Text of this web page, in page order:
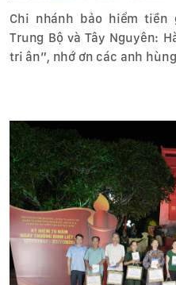
Chi nhánh bảo hiểm tiền
Trung Bộ và Tây Nguyên:
tri ân”, nhớ ơn các anh